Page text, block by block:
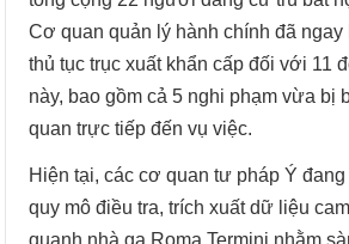
Cơ quan quản lý hành chính đã
thủ tục trục xuất khẩn cấp đối với 11
này, bao gồm cả 5 nghi phạm vừa bị
quan trực tiếp đến vụ việc.
Hiện tại, các cơ quan tư pháp Ý
quy mô điều tra, trích xuất dữ liệu
quanh nhà ga Roma Termini nhằm